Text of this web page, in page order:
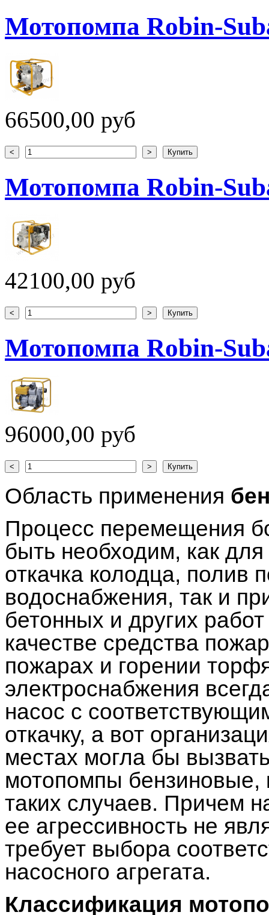
Мотопомпа Robin-
66500,00 руб
Мотопомпа Robin-
42100,00 руб
Мотопомпа Robin-
96000,00 руб
Область применения
Процесс перемещения
быть необходим, как
откачка колодца, полив
водоснабжения, так и
бетонных и других
качестве средства
пожарах и горении
электроснабжения
насос с
откачку, а вот
местах могла бы
мотопомпы бензиновые,
таких случаев. Причем
ее агрессивность не
требует выбора
насосного агрегата.
Классификация